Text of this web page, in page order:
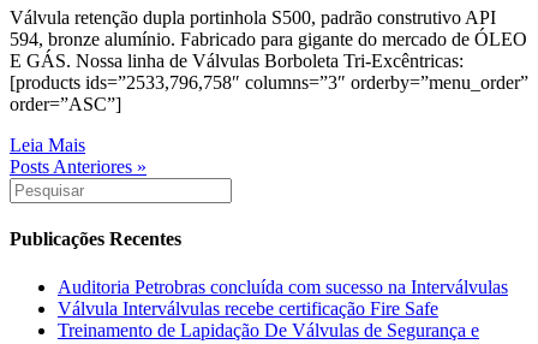
Válvula retenção dupla portinhola S500, padrão construtivo API
594, bronze alumínio. Fabricado para gigante do mercado de ÓLEO
E GÁS. Nossa linha de Válvulas Borboleta Tri-Excêntricas:
[products ids=”2533,796,758″ columns=”3″ orderby=”menu_order”
order=”ASC”]
Leia Mais
Posts Anteriores »
Publicações Recentes
Auditoria Petrobras concluída com sucesso na Interválvulas
Válvula Interválvulas recebe certificação Fire Safe
Treinamento de Lapidação De Válvulas de Segurança e